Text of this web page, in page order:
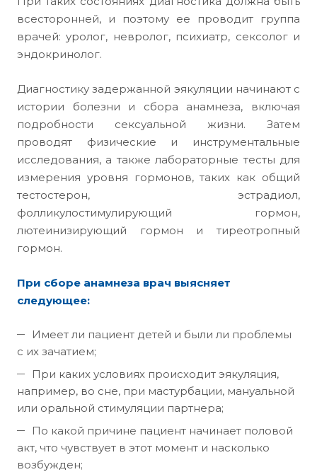
всесторонней, и поэтому ее проводит группа
врачей: уролог, невролог, психиатр, сексолог и
эндокринолог.
Диагностику задержанной эякуляции начинают с
истории болезни и сбора анамнеза, включая
подробности сексуальной жизни. Затем
проводят физические и инструментальные
исследования, а также лабораторные тесты для
измерения уровня гормонов, таких как общий
тестостерон, эстрадиол,
фолликулостимулирующий гормон,
лютеинизирующий гормон и тиреотропный
гормон.
При сборе анамнеза врач выясняет
следующее:
Имеет ли пациент детей и были ли проблемы
с их зачатием;
При каких условиях происходит эякуляция,
например, во сне, при мастурбации, мануальной
или оральной стимуляции партнера;
По какой причине пациент начинает половой
акт, что чувствует в этот момент и насколько
возбужден;